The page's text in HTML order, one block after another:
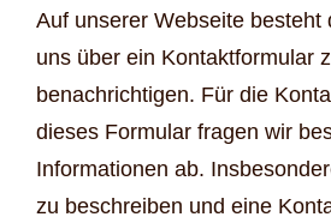
Auf unserer Webseite besteht
uns über ein Kontaktformular
benachrichtigen. Für die
dieses Formular fragen wir
Informationen ab.
zu beschreiben und eine